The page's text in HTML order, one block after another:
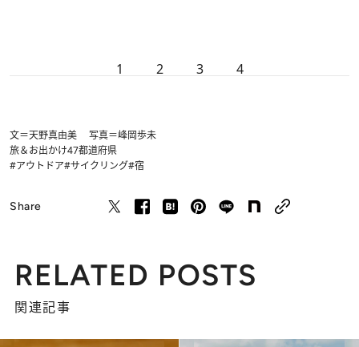
1 2 3 4
文＝天野真由美 写真＝峰岡歩未
旅＆お出かけ47都道府県
#アウトドア#サイクリング#宿
Share
RELATED POSTS
関連記事